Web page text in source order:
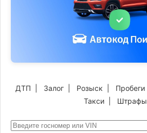
ДТП Залог Розыск Пробеги
Такси| Штрафы